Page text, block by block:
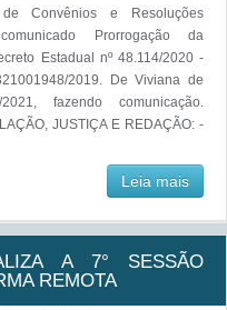
Convênios e Resoluções
Prorrogação da
Estadual nº 48.114/2020 -
2019. De Viviana de
fazendo comunicação.
JUSTIÇA E REDAÇÃO: -
Leia mais
A 7° SESSÃO
REMOTA